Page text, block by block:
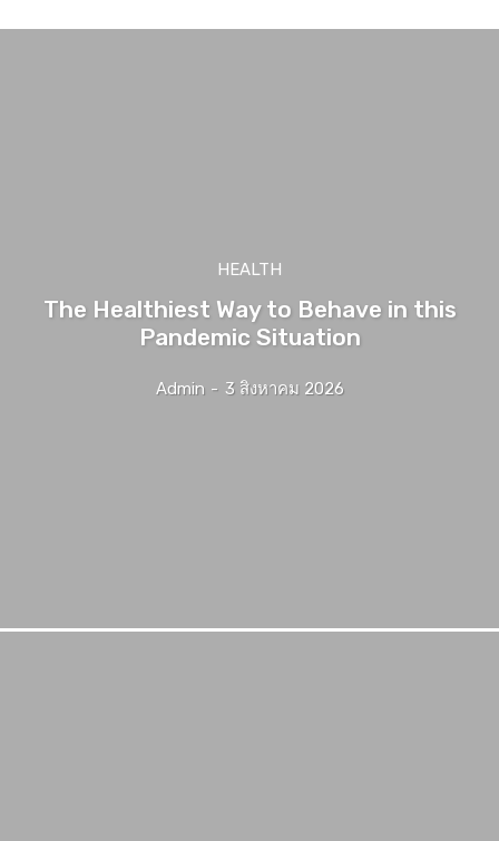
HEALTH
The Healthiest Way to Behave in this
Pandemic Situation
Admin - 3 สิงหาคม 2026